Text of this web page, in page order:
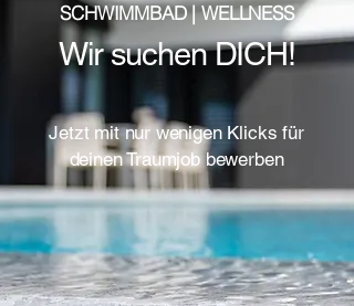
SCHWIMMBAD | WELLNESS
Wir suchen DICH!
Jetzt mit nur wenigen Klicks für
deinen Traumjob bewerben